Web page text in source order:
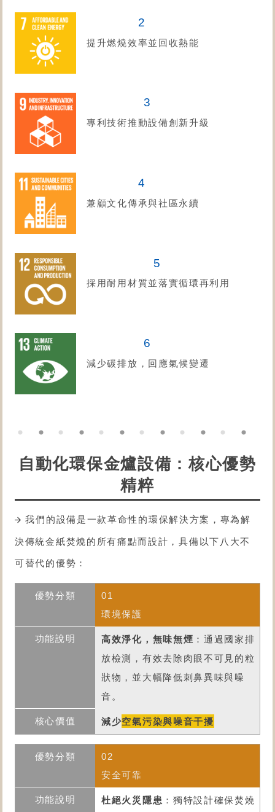
2
提升燃燒效率並回收熱能
3
專利技術推動設備創新升級
4
兼顧文化傳承與社區永續
5
採用耐用材質並落實循環再利用
6
減少碳排放，回應氣候變遷
自動化環保金爐設備：核心優勢
精粹
我們的設備是一款革命性的環保解決方案，專為解
決傳統金紙焚燒的所有痛點而設計，具備以下八大不
可替代的優勢：
01
環境保護
高效淨化，無味無煙 ：通過國家排
放檢測，有效去除肉眼不可見的粒
狀物，並大幅降低刺鼻異味與噪
音。
減少空氣污染與噪音干擾
02
安全可靠
杜絕火災隱患 ：獨特設計確保焚燒